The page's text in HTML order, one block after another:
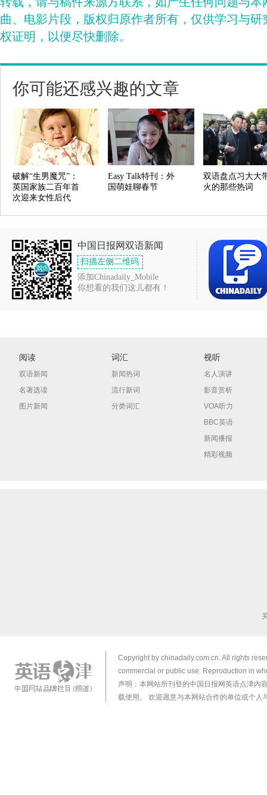
曲、电影片段，版权归原作者所有，仅供学习与
权证明，以便尽快删除。
你可能还感兴趣的文章
破解“生男魔咒”：
英国家族二百年首
次迎来女性后代
Easy Talk特刊：外
国萌娃聊春节
双语盘点习大大
火的那些热词
中国日报网双语新闻
扫描左侧二维码
添加Chinadaily_Mobile
你想看的我们这儿都有！
阅读
双语新闻
名著选读
图片新闻
词汇
新闻热词
流行新词
分类词汇
视听
名人演讲
影音赏析
VOA听力
BBC英语
新闻播报
精彩视频
Copyright by chinadaily.com.cn. All rights
commercial or public use. Reproduction in
声明：本网站所刊登的中国日报网英语点津内
载使用。 欢迎愿意与本网站合作的单位或个人